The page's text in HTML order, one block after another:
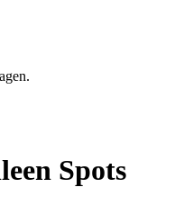
Spots